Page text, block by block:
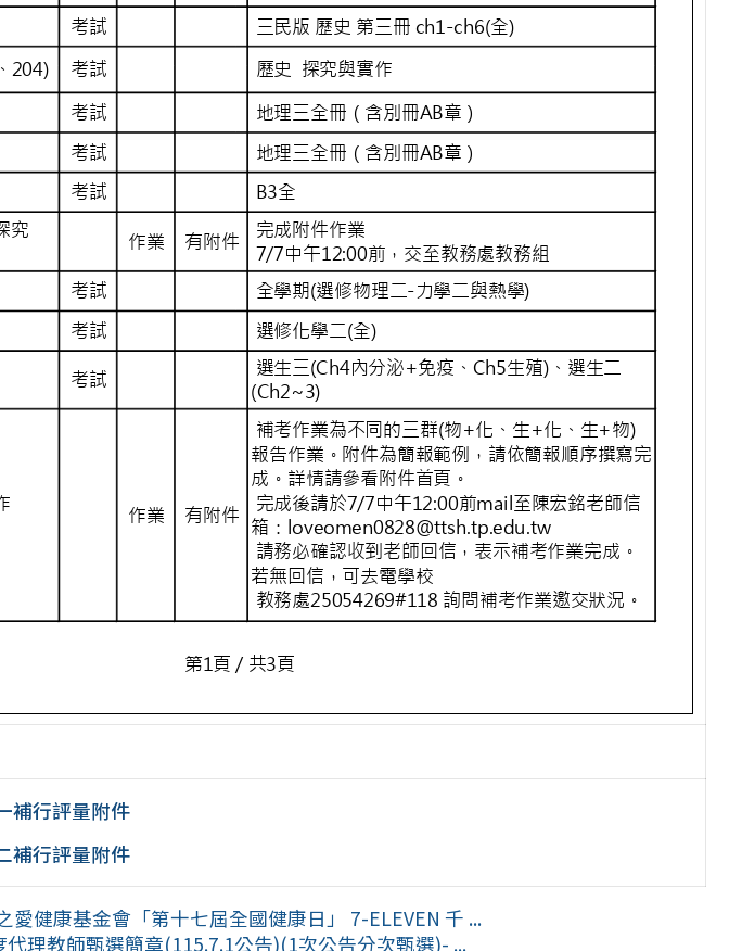
補行評量附件
補行評量附件
愛健康基金會「第十七屆全國健康日」 7-ELEVEN 千 ...
理教師甄選簡章(115.7.1公告)(1次公告分次甄選)- ...